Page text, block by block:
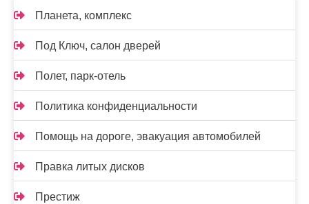
Планета, комплекс
Под Ключ, салон дверей
Полет, парк-отель
Политика конфиденциальности
Помощь на дороге, эвакуация автомобилей
Правка литых дисков
Престиж